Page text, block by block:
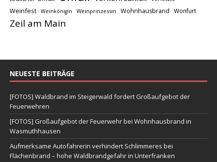
Weinfest Weinkönigin Weinprinzessin Wohnhausbrand Wonfurt
Zeil am Main
NEUESTE BEITRÄGE
[FOTOS] Waldbrand im Steigerwald fordert Großaufgebot der
Feuerwehren
[FOTOS] Großaufgebot der Feuerwehr bei Wohnhausbrand in
Wasmuthhausen
Aufmerksame Autofahrerin verhindert Schlimmeres bei
Flächenbrand – hohe Waldbrandgefahr in Unterfranken